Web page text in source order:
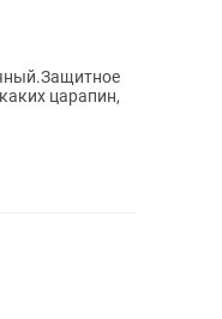
царапин,